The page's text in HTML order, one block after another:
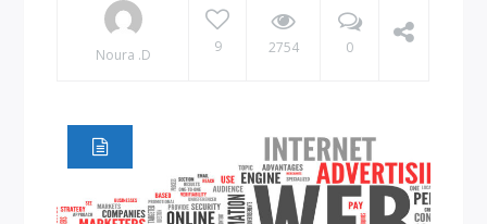
Noura .D 9 2754 0